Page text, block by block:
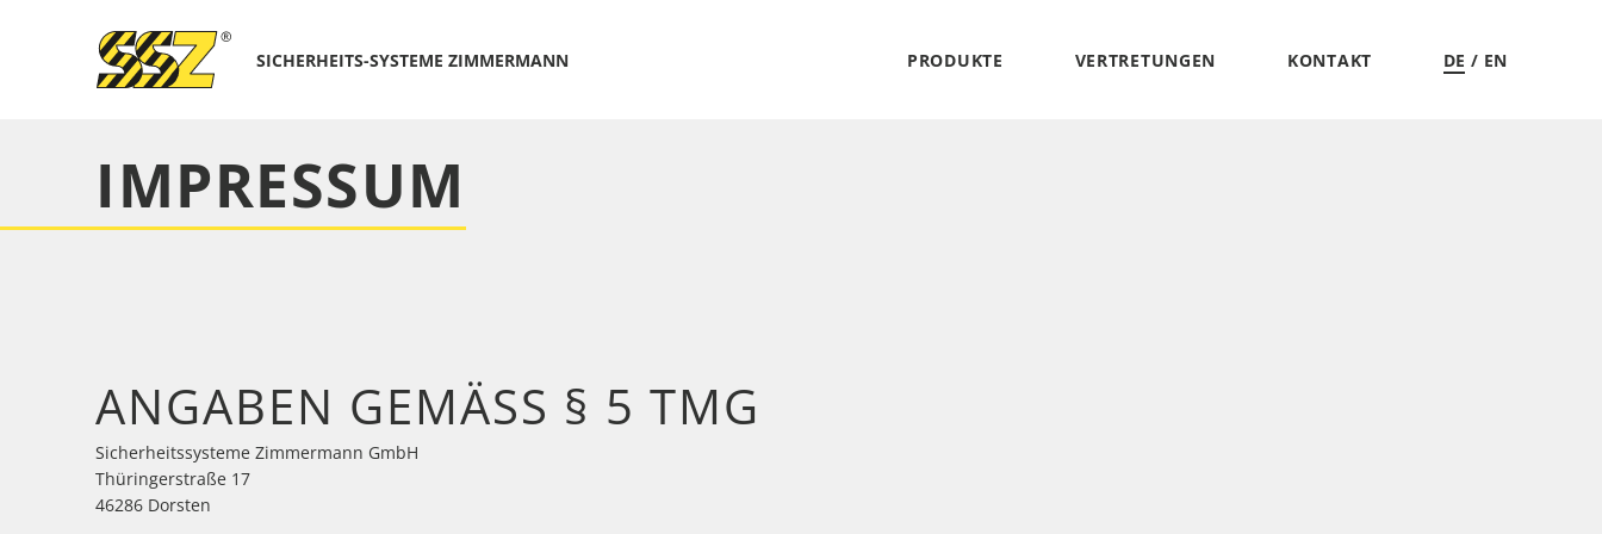
SICHERHEITS-SYSTEME ZIMMERMANN PRODUKTE VERTRETUNGEN KONTAKT DE EN
IMPRESSUM
ANGABEN GEMÄSS § 5 TMG
Sicherheitssysteme Zimmermann GmbH
Thüringerstraße 17
46286 Dorsten